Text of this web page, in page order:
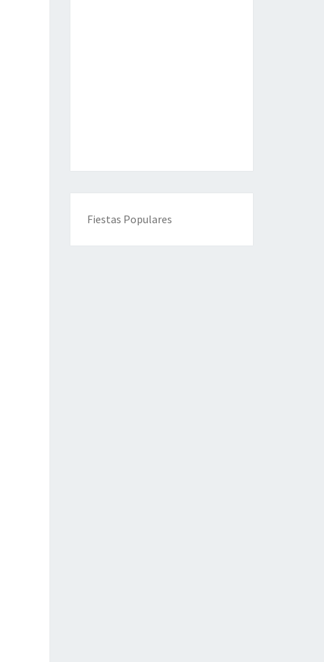
Fiestas Populares